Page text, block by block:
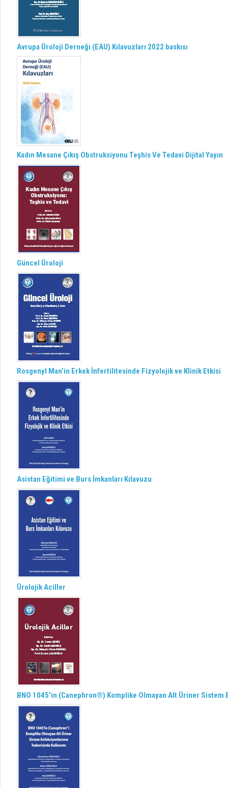
Avrupa Üroloji Derneği (EAU) Kılavuzları 2022 baskısı
Kadın Mesane Çıkış Obstruksiyonu Teşhis Ve Tedavi Dijital Yayın
Güncel Üroloji
Rosgenyl Man’in Erkek İnfertilitesinde Fizyolojik ve Klinik Etkisi
Asistan Eğitimi ve Burs İmkanları Kılavuzu
Ürolojik Aciller
BNO 1045’in (Canephron®) Komplike Olmayan Alt Üriner Sistem